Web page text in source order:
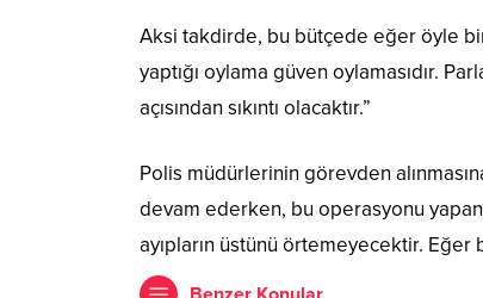
Aksi takdirde, bu bütçede eğer öyle bir
yaptığı oylama güven oylamasıdır.
açısından sıkıntı olacaktır.”
Polis müdürlerinin görevden
devam ederken, bu operasyonu
ayıpların üstünü örtemeyecektir. Eğer